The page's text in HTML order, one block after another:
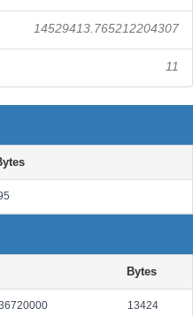
14529413.765212204307
11
Bytes
13424